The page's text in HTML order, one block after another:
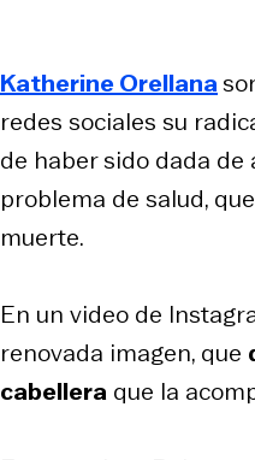
Katherine Orellana
redes sociales su
de haber sido dada
problema de salud,
muerte.
En un video de
renovada imagen, que
cabellera que la